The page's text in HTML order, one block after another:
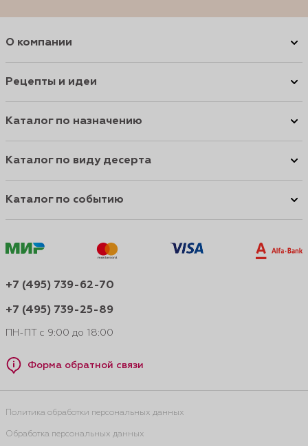
О компании
Рецепты и идеи
Каталог по назначению
Каталог по виду десерта
Каталог по событию
+7 (495) 739-62-70
+7 (495) 739-25-89
ПН-ПТ с 9:00 до 18:00
Форма обратной связи
Политика обработки персональных данных
Обработка персональных данных